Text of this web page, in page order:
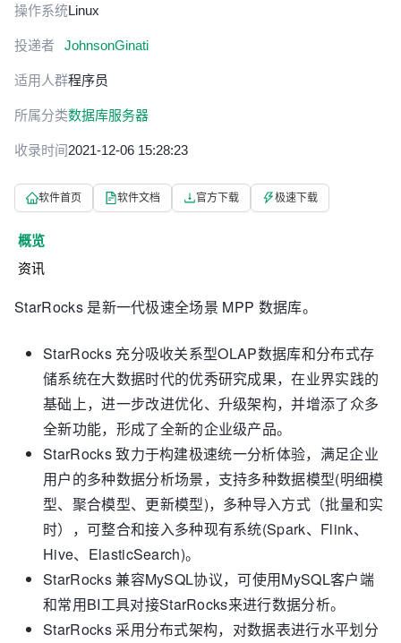
操作系统Linux
投递者 JohnsonGinati
适用人群程序员
所属分类数据库服务器
收录时间2021-12-06 15:28:23
软件首页 软件文档 官方下载 极速下载
概览
资讯
StarRocks 是新一代极速全场景 MPP 数据库。
StarRocks 充分吸收关系型OLAP数据库和分布式存
储系统在大数据时代的优秀研究成果，在业界实践的
基础上，进一步改进优化、升级架构，并增添了众多
全新功能，形成了全新的企业级产品。
StarRocks 致力于构建极速统一分析体验，满足企业
用户的多种数据分析场景，支持多种数据模型(明细模
型、聚合模型、更新模型)，多种导入方式（批量和实
时），可整合和接入多种现有系统(Spark、Flink、
Hive、ElasticSearch)。
StarRocks 兼容MySQL协议，可使用MySQL客户端
和常用BI工具对接StarRocks来进行数据分析。
StarRocks 采用分布式架构，对数据表进行水平划分